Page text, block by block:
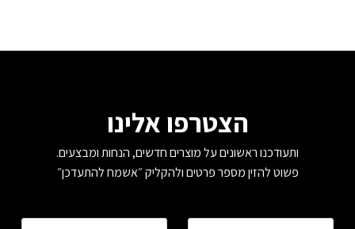
הצטרפו אלינו
ותעודכנו ראשונים על מוצרים חדשים, הנחות ומבצעים.
פשוט להזין מספר פרטים ולהקליק ״אשמח להתעדכן״